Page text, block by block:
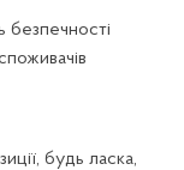
безпечності
будь ласка,